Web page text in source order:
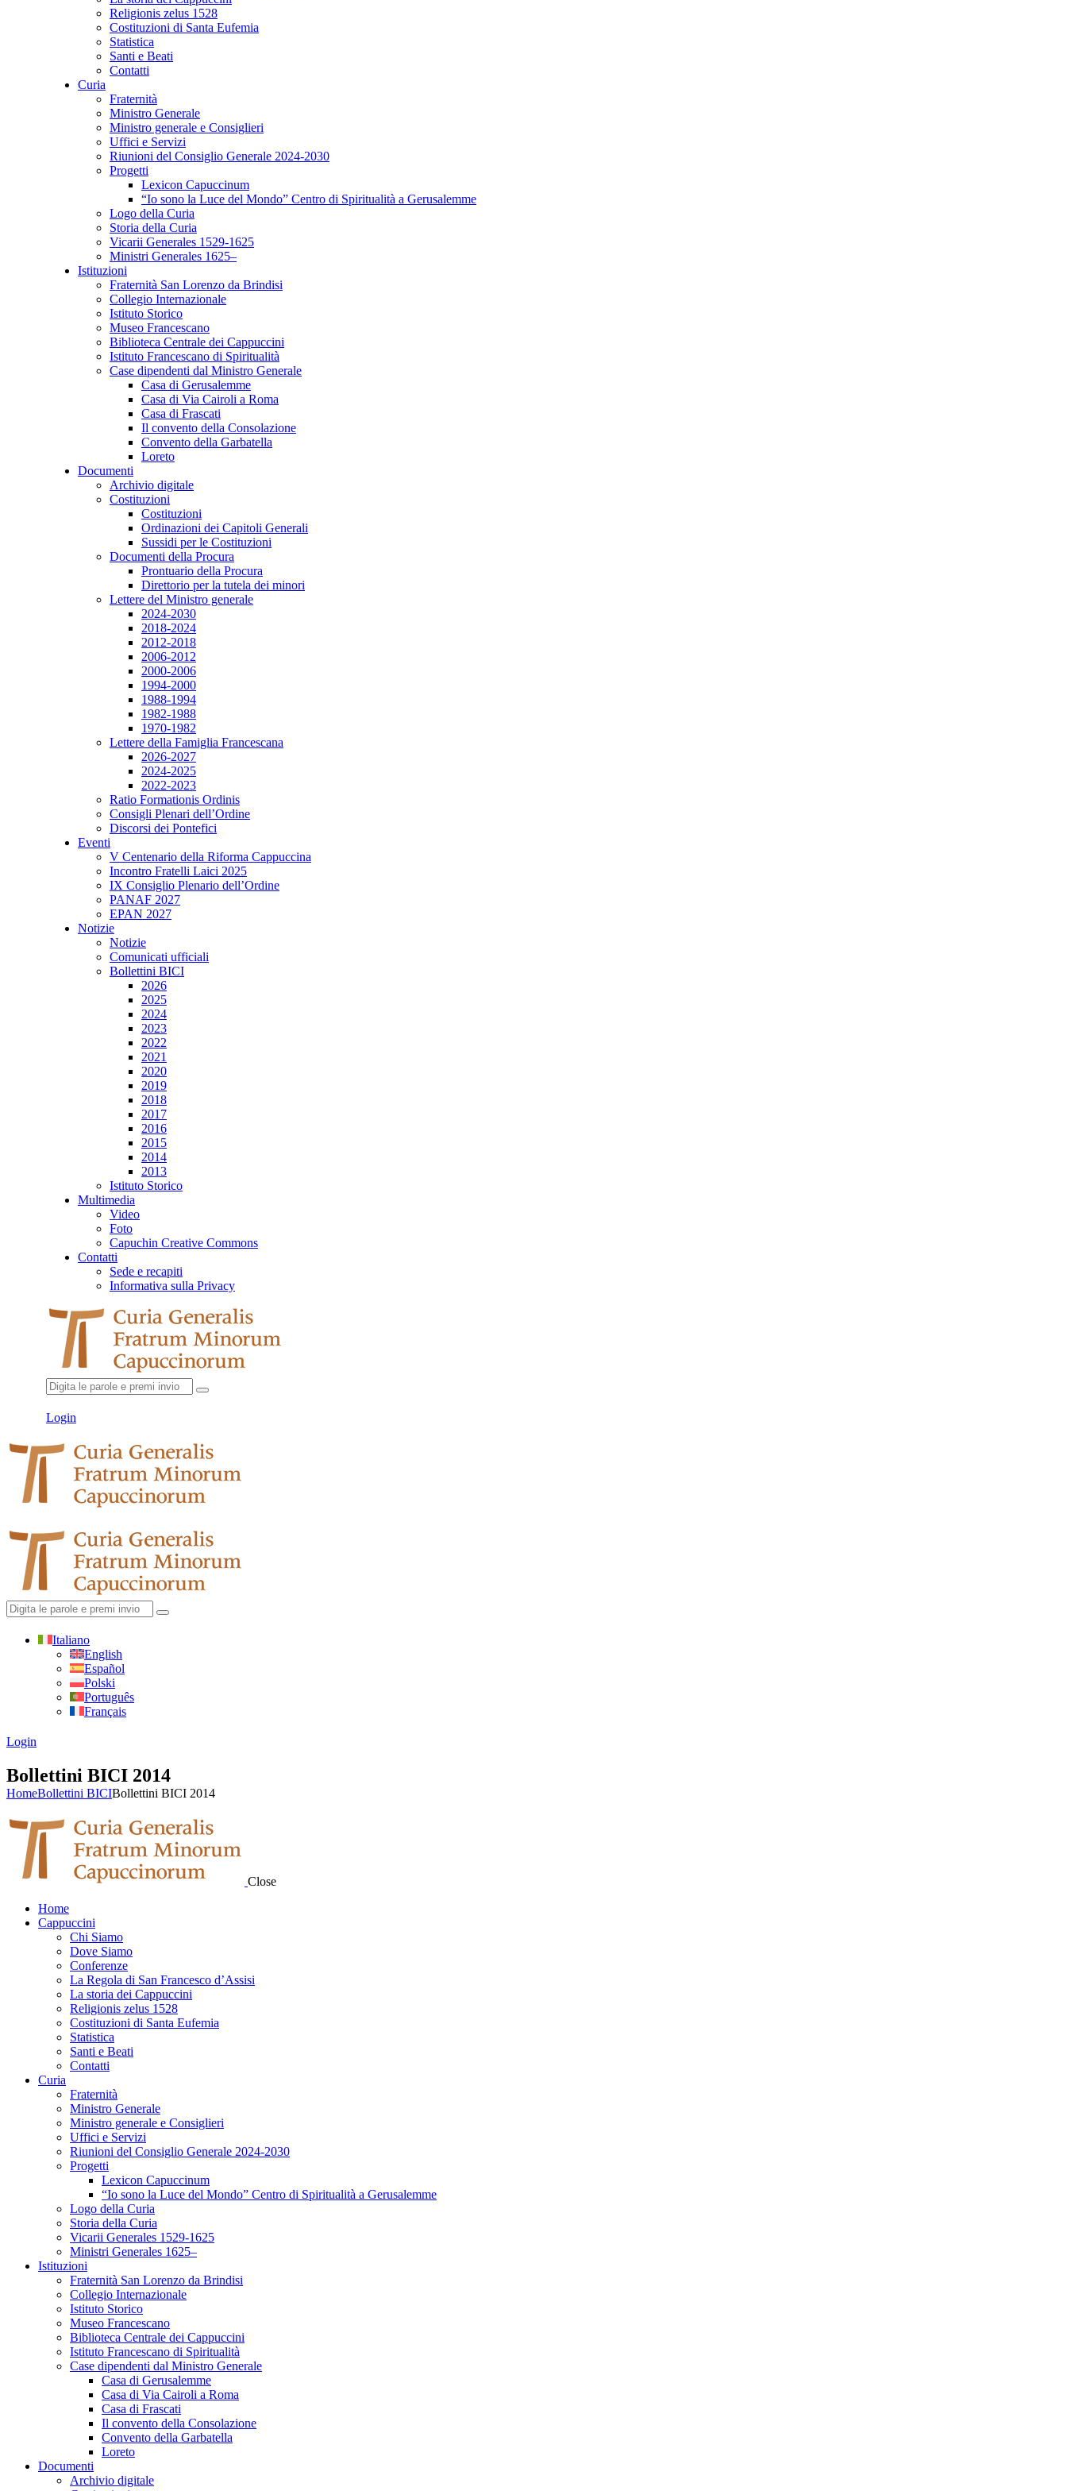
Religionis zelus 1528
Costituzioni di Santa Eufemia
Statistica
Santi e Beati
Contatti
Curia
Fraternità
Ministro Generale
Ministro generale e Consiglieri
Uffici e Servizi
Riunioni del Consiglio Generale 2024-2030
Progetti
Lexicon Capuccinum
“Io sono la Luce del Mondo” Centro di Spiritualità a Gerusalemme
Logo della Curia
Storia della Curia
Vicarii Generales 1529-1625
Ministri Generales 1625–
Istituzioni
Fraternità San Lorenzo da Brindisi
Collegio Internazionale
Istituto Storico
Museo Francescano
Biblioteca Centrale dei Cappuccini
Istituto Francescano di Spiritualità
Case dipendenti dal Ministro Generale
Casa di Gerusalemme
Casa di Via Cairoli a Roma
Casa di Frascati
Il convento della Consolazione
Convento della Garbatella
Loreto
Documenti
Archivio digitale
Costituzioni
Costituzioni
Ordinazioni dei Capitoli Generali
Sussidi per le Costituzioni
Documenti della Procura
Prontuario della Procura
Direttorio per la tutela dei minori
Lettere del Ministro generale
2024-2030
2018-2024
2012-2018
2006-2012
2000-2006
1994-2000
1988-1994
1982-1988
1970-1982
Lettere della Famiglia Francescana
2026-2027
2024-2025
2022-2023
Ratio Formationis Ordinis
Consigli Plenari dell’Ordine
Discorsi dei Pontefici
Eventi
V Centenario della Riforma Cappuccina
Incontro Fratelli Laici 2025
IX Consiglio Plenario dell’Ordine
PANAF 2027
EPAN 2027
Notizie
Notizie
Comunicati ufficiali
Bollettini BICI
2026
2025
2024
2023
2022
2021
2020
2019
2018
2017
2016
2015
2014
2013
Istituto Storico
Multimedia
Video
Foto
Capuchin Creative Commons
Contatti
Sede e recapiti
Informativa sulla Privacy
Login
Italiano
English
Español
Polski
Português
Français
Login
Bollettini BICI 2014
HomeBollettini BICIBollettini BICI 2014
Close
Home
Cappuccini
Chi Siamo
Dove Siamo
Conferenze
La Regola di San Francesco d’Assisi
La storia dei Cappuccini
Religionis zelus 1528
Costituzioni di Santa Eufemia
Statistica
Santi e Beati
Contatti
Curia
Fraternità
Ministro Generale
Ministro generale e Consiglieri
Uffici e Servizi
Riunioni del Consiglio Generale 2024-2030
Progetti
Lexicon Capuccinum
“Io sono la Luce del Mondo” Centro di Spiritualità a Gerusalemme
Logo della Curia
Storia della Curia
Vicarii Generales 1529-1625
Ministri Generales 1625–
Istituzioni
Fraternità San Lorenzo da Brindisi
Collegio Internazionale
Istituto Storico
Museo Francescano
Biblioteca Centrale dei Cappuccini
Istituto Francescano di Spiritualità
Case dipendenti dal Ministro Generale
Casa di Gerusalemme
Casa di Via Cairoli a Roma
Casa di Frascati
Il convento della Consolazione
Convento della Garbatella
Loreto
Documenti
Archivio digitale